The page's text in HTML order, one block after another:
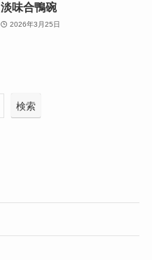
淡味合鴨碗
2026年3月25日
検索